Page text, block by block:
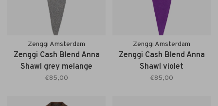
Zenggi Amsterdam
Zenggi Cash Blend Anna
Shawl grey melange
€85,00
Zenggi Amsterdam
Zenggi Cash Blend Anna
Shawl violet
€85,00